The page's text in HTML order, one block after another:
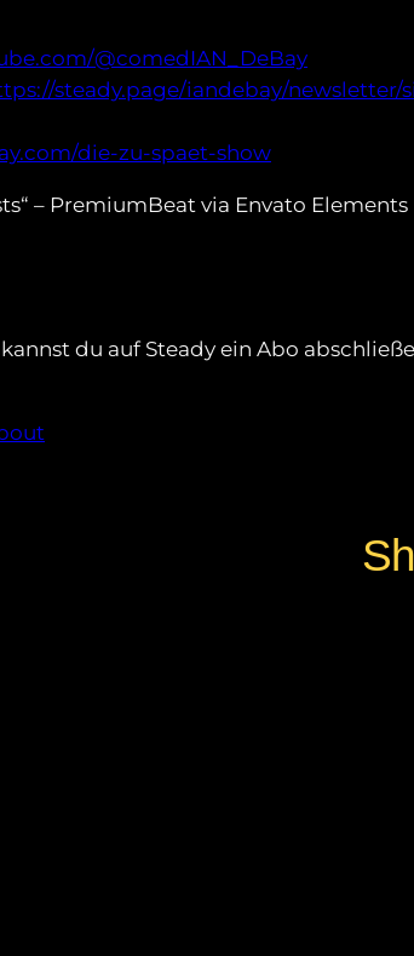
@comedIAN_DeBay
steady.page/iandebay/newsletter/
die-zu-spaet-show
– PremiumBeat via Envato Elements
du auf Steady ein Abo